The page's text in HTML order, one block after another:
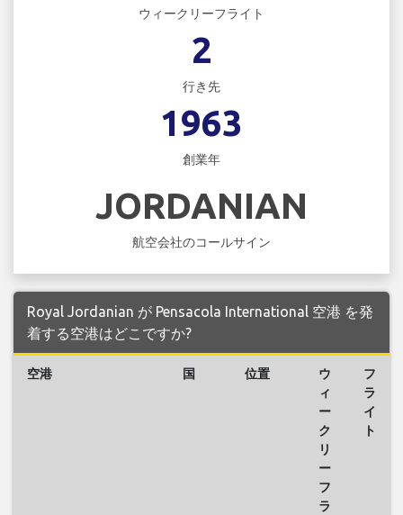
ウィークリーフライト
2
行き先
1963
創業年
JORDANIAN
航空会社のコールサイン
Royal Jordanian が Pensacola International 空港 を発
着する空港はどこですか?
空港 国 位置
ウ
ィ
ー
ク
リ
ー
フ
ラ
フ
ラ
イ
ト